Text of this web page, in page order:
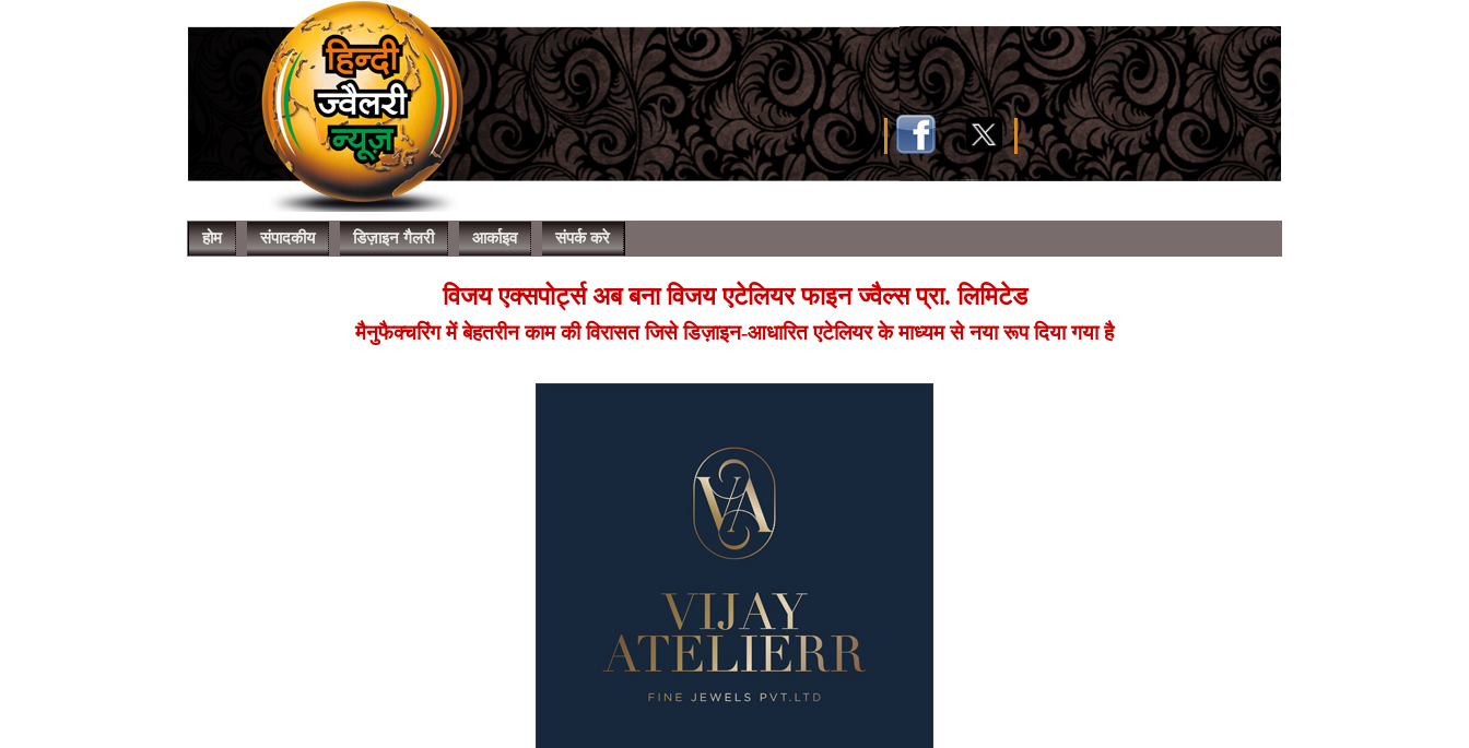
होम संपादकीय डिज़ाइन गैलरी आर्काइव संपर्क करे
विजय एक्सपोर्ट्स अब बना विजय एटेलियर फाइन ज्वैल्स प्रा. लिमिटेड
मैनुफैक्चरिंग में बेहतरीन काम की विरासत जिसे डिज़ाइन-आधारित एटेलियर के माध्यम से नया रूप दिया गया है